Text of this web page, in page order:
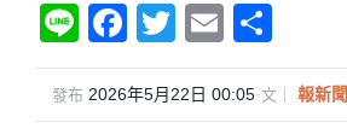
Li
n
e
F
a
c
T
wi
tt
E
m
ail
享
發布 2026年5月22日 00:05·文｜ 報新聞